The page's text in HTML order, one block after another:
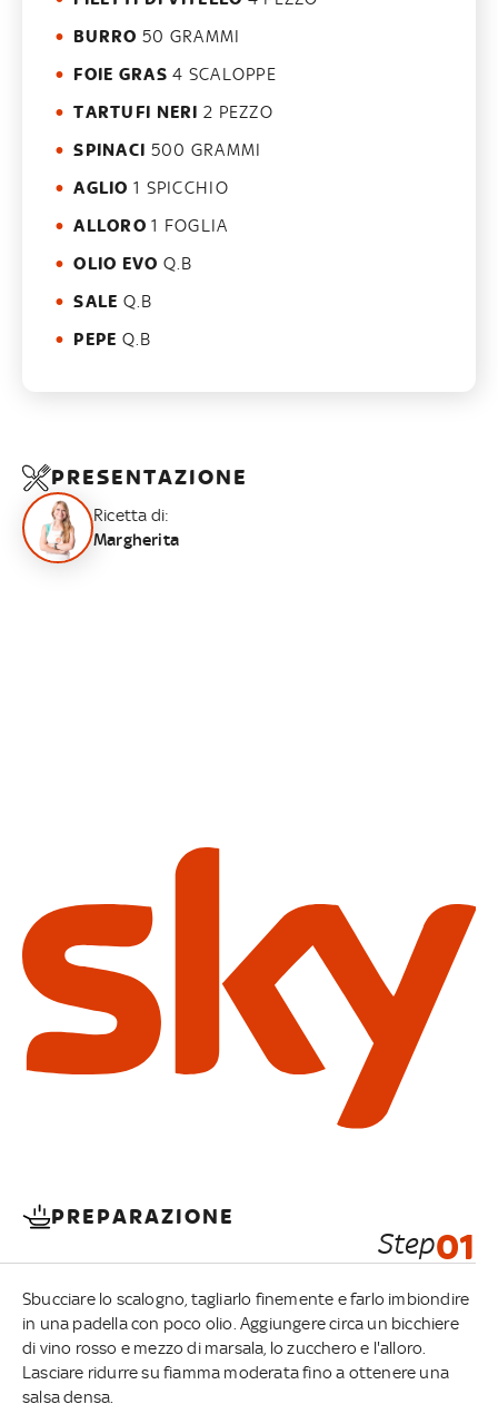
BURRO 50 GRAMMI
FOIE GRAS 4 SCALOPPE
TARTUFI NERI 2 PEZZO
SPINACI 500 GRAMMI
AGLIO 1 SPICCHIO
ALLORO 1 FOGLIA
OLIO EVO Q.B
SALE Q.B
PEPE Q.B
PRESENTAZIONE
Ricetta di:
Margherita
PREPARAZIONE
Step01
Sbucciare lo scalogno, tagliarlo finemente e farlo imbiondire
in una padella con poco olio. Aggiungere circa un bicchiere
di vino rosso e mezzo di marsala, lo zucchero e l'alloro.
Lasciare ridurre su fiamma moderata fino a ottenere una
salsa densa.